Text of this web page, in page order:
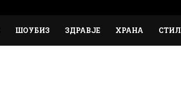
ШОУБИЗ ЗДРАВЈЕ ХРАНА СТИЛ